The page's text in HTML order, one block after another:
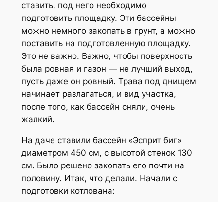
ставить, под него необходимо
подготовить площадку. Эти бассейны
можно немного закопать в грунт, а можно
поставить на подготовленную площадку.
Это не важно. Важно, чтобы поверхность
была ровная и газон — не лучший выход,
пусть даже он ровный. Трава под днищем
начинает разлагаться, и вид участка,
после того, как бассейн сняли, очень
жалкий.
На даче ставили бассейн «Эсприт биг»
диаметром 450 см, с высотой стенок 130
см. Было решено закопать его почти на
половину. Итак, что делали. Начали с
подготовки котлована: